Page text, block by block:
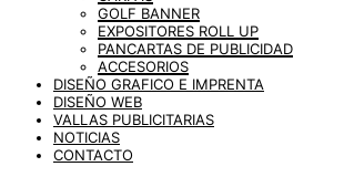
GOLF BANNER
EXPOSITORES ROLL UP
PANCARTAS DE PUBLICIDAD
ACCESORIOS
DISEÑO GRAFICO E IMPRENTA
DISEÑO WEB
VALLAS PUBLICITARIAS
NOTICIAS
CONTACTO